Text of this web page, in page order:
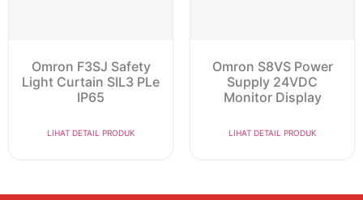
Omron F3SJ Safety
Light Curtain SIL3 PLe
IP65
LIHAT DETAIL PRODUK
Omron S8VS Power
Supply 24VDC
Monitor Display
LIHAT DETAIL PRODUK